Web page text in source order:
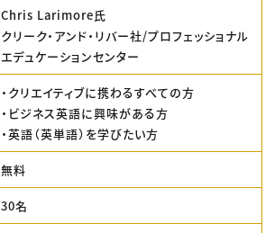
Chris Larimore氏
クリーク・アンド・リバー社/プロフェッショナル
エデュケーションセンター
・クリエイティブに携わるすべての方
・ビジネス英語に興味がある方
・英語（英単語）を学びたい方
無料
30名